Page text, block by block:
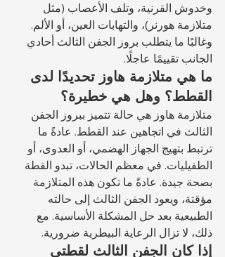
وخدوش القرنية، وتلف الأعصاب (مثل
متلازمة هورنر)، والتهابات العين، أو الألم.
وغالبًا ما يتطلب بروز الجفن الثالث أحادي
الجانب تقييمًا عاجلًا.
ما هي متلازمة هاوز تحديدًا لدى
القطط؟ وهل هي خطيرة؟
متلازمة هاوز هي حالة تتميز ببروز الجفن
الثالث في اتجاهين عند القطط. عادةً ما
ترتبط بتهيج الجهاز الهضمي، أو العدوى، أو
الطفيليات. في معظم الحالات، تبدو القطة
بصحة جيدة. عادةً ما تكون هذه المتلازمة
مؤقتة، ويعود الجفن الثالث إلى حالته
الطبيعية بعد حل المشكلة الأساسية. مع
ذلك، لا تزال الرعاية البيطرية ضرورية.
إذا كان الجفن الثالث لقطتي